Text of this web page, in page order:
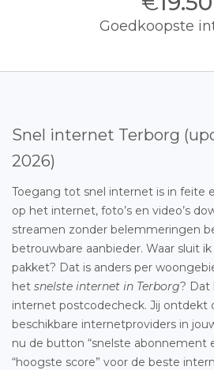
Goedkoopste
Snel internet Terborg
2026)
Toegang tot snel internet is in feite
op het internet, foto’s en video’s
streamen zonder belemmeringen
betrouwbare aanbieder. Waar sluit
pakket? Dat is anders per
het snelste internet in Terborg? Dat
internet postcodecheck. Jij ontdekt
beschikbare internetproviders in
nu de button “snelste abonnement
“hoogste score” voor de beste